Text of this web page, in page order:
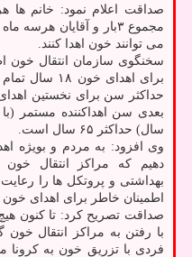
صداقت اعلام نمود: خانم ها
می توانند خون اهدا کنند.
سخنگوی سازمان انتقال خون
سال) حداکثر ۶۵ سال است.
وی افزود: به مردم و بویژه
دهیم که مراکز انتقال
بهداشتی و پروتکل ها را رعایت
اطمینان خاطر برای اهدای خون
صداقت تصریح کرد: تا کنون
با رفتن به مراکز انتقال خون
فردی با تزریق خون به کرونا